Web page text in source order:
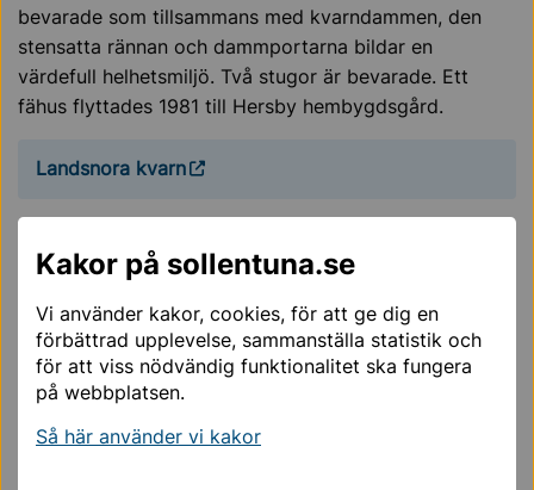
Kakor på sollentuna.se
Vi använder kakor, cookies, för att ge dig en
förbättrad upplevelse, sammanställa statistik och
för att viss nödvändig funktionalitet ska fungera
på webbplatsen.
Så här använder vi kakor
bevarade som tillsammans med kvarndammen, den
stensatta rännan och dammportarna bildar en
värdefull helhetsmiljö. Två stugor är bevarade. Ett
fähus flyttades 1981 till Hersby hembygdsgård.
Landsnora kvarn
Sollentuna hembygdsförening äger den gamla kvarnen
och anordnar kvarndagar varje år. Det nymalda mjölet
finns då till försäljning och det serveras kaffe med
nybakat bröd.
Överby kvarn